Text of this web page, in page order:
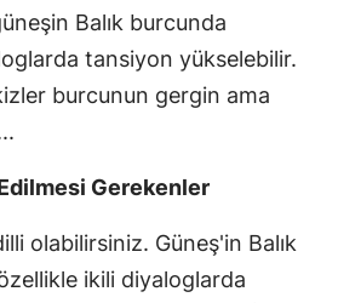
Balık burcunda
tansiyon yükselebilir.
burcunun gergin ama
Gerekenler
olabilirsiniz. Güneş'in Balık
ikili diyaloglarda